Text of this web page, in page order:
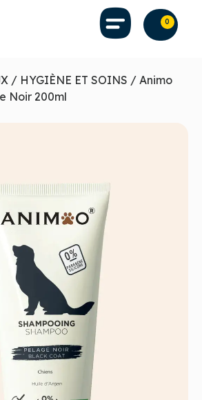
0
/ HYGIÈNE ET SOINS / Animo
Noir 200ml